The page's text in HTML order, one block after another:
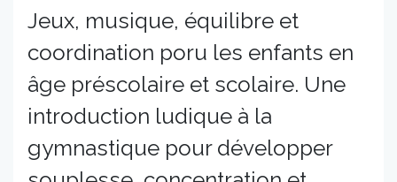
Jeux, musique, équilibre et
coordination poru les enfants en
âge préscolaire et scolaire. Une
introduction ludique à la
gymnastique pour développer